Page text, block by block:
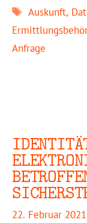
Schlagwörter
Auskunft,
Anfrage
22. Februar 2021